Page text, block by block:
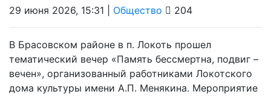
29 июня 2026, 15:31 | Общество 204
В Брасовском районе в п. Локоть прошел
тематический вечер «Память бессмертна, подвиг –
вечен», организованный работниками Локотского
дома культуры имени А.П. Менякина. Мероприятие